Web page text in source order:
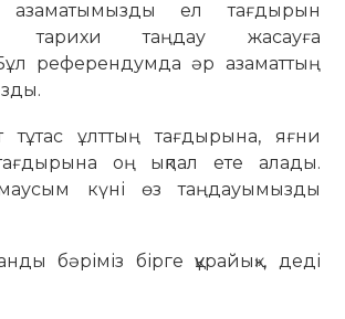
ел тағдырын
тарихи таңдау жасауға
референдумда әр азаматтың
тұтас ұлттың тағдырына, яғни
оң ықпал ете алады.
күні өз таңдауымызды
бәріміз бірге құрайық», деді